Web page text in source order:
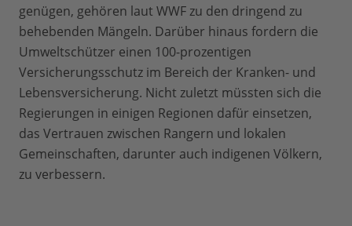
genügen, gehören laut WWF zu den dringend zu
behebenden Mängeln. Darüber hinaus fordern die
Umweltschützer einen 100-prozentigen
Versicherungsschutz im Bereich der Kranken- und
Lebensversicherung. Nicht zuletzt müssten sich die
Regierungen in einigen Regionen dafür einsetzen,
das Vertrauen zwischen Rangern und lokalen
Gemeinschaften, darunter auch indigenen Völkern,
zu verbessern.